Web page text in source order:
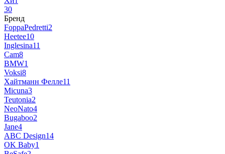
30
Бренд
FoppaPedretti2
Heetee10
Inglesina11
Cam8
BMW1
Voksi8
Хайтманн Фелле11
Micuna3
Teutonia2
NeoNato4
Bugaboo2
Jane4
ABC Design14
OK Baby1